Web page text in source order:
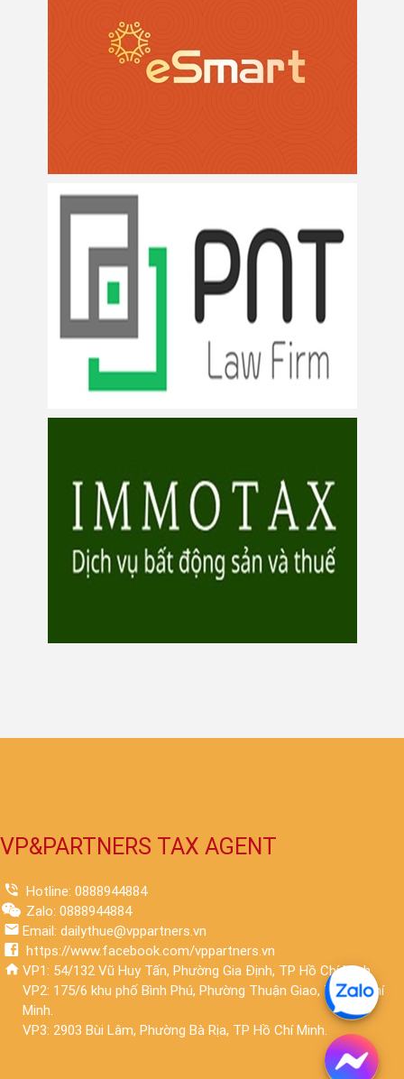
VP&PARTNERS TAX AGENT
Hotline: 0888944884
Zalo: 0888944884
Email: dailythue@vppartners.vn
https://www.facebook.com/vppartners.vn
VP1: 54/132 Vũ Huy Tấn, Phường Gia Định, TP Hồ Chí Minh.
VP2: 175/6 khu phố Bình Phú, Phường Thuận Giao, TP Hồ Chí
Minh.
VP3: 2903 Bùi Lâm, Phường Bà Rịa, TP Hồ Chí Minh.